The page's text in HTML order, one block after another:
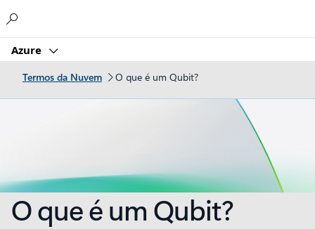
Azure
Termos da Nuvem O que é um Qubit?
O que é um Qubit?